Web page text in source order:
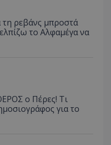
ρεβάνς μπροστά
το Αλφαμέγα να
ο Πέρες! Τι
για το